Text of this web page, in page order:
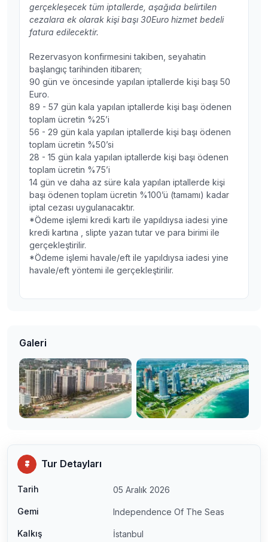
gerçekleşecek tüm iptallerde, aşağıda belirtilen
cezalara ek olarak kişi başı 30Euro hizmet bedeli
fatura edilecektir.
Rezervasyon konfirmesini takiben, seyahatin
başlangıç tarihinden itibaren;
90 gün ve öncesinde yapılan iptallerde kişi başı 50
Euro.
89 - 57 gün kala yapılan iptallerde kişi başı ödenen
toplam ücretin %25’i
56 - 29 gün kala yapılan iptallerde kişi başı ödenen
toplam ücretin %50’si
28 - 15 gün kala yapılan iptallerde kişi başı ödenen
toplam ücretin %75’i
14 gün ve daha az süre kala yapılan iptallerde kişi
başı ödenen toplam ücretin %100’ü (tamamı) kadar
iptal cezası uygulanacaktır.
*Ödeme işlemi kredi kartı ile yapıldıysa iadesi yine
kredi kartına , slipte yazan tutar ve para birimi ile
gerçekleştirilir.
*Ödeme işlemi havale/eft ile yapıldıysa iadesi yine
havale/eft yöntemi ile gerçekleştirilir.
Galeri
Tur Detayları
Tarih 05 Aralık 2026
Gemi Independence Of The Seas
Kalkış İstanbul